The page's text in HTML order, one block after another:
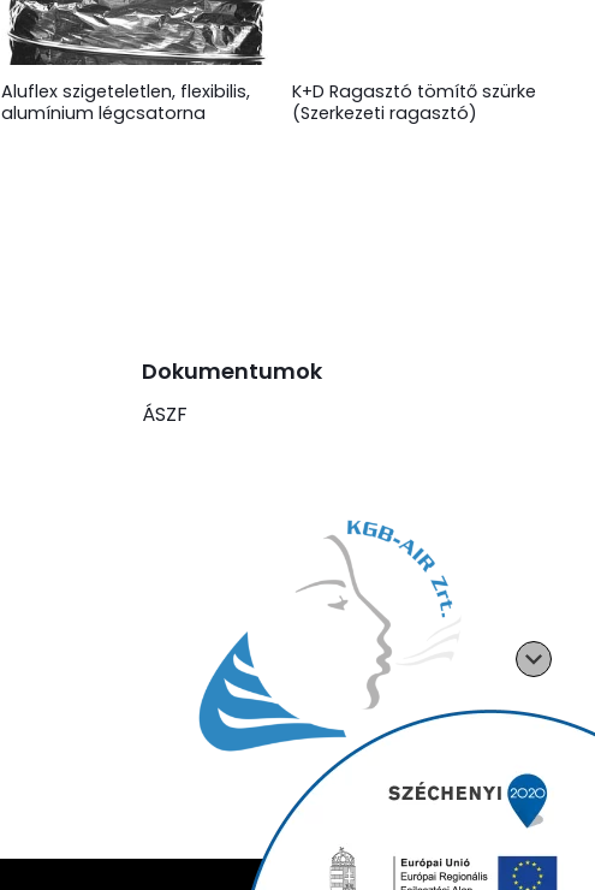
Aluflex szigeteletlen, flexibilis,
alumínium légcsatorna
K+D Ragasztó tömítő szürke
(Szerkezeti ragasztó)
Dokumentumok
ÁSZF